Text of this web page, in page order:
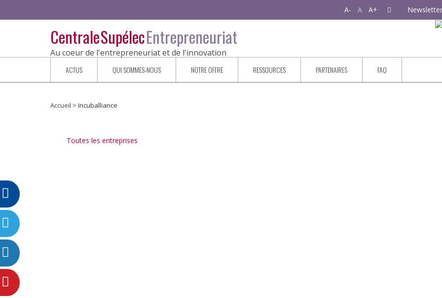
A- A A+ Newsletter
Centrale SupélecEntrepreneuriat
Au coeur de l'entrepreneuriat et de l'innovation
ACTUS QUI SOMMES-NOUS NOTRE OFFRE RESSOURCES PARTENAIRES FAQ
Accueil > Incuballiance
Toutes les entreprises